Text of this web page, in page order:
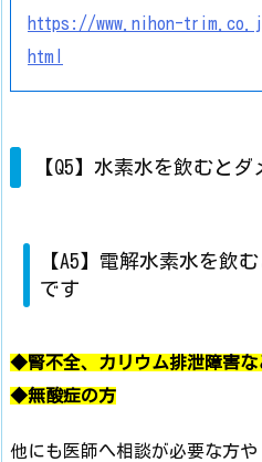
https://www.nihon-
html
【Q5】水素水を飲むと
【A5】電解水素水を飲
です
◆腎不全、カリウム排泄障害な
◆無酸症の方
他にも医師へ相談が必要な方や